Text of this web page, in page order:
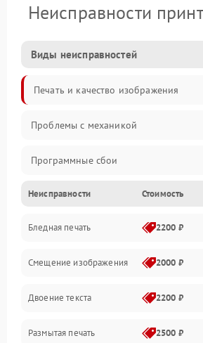
Неисправности
Виды неисправностей
Печать и качество изображения
Проблемы с механикой
Программные сбои
Программные ошибки
Картриджи и расходники
Механика и узлы
Подключение и интерфейсы
Панель управления и индикация
Неисправности Стоимость
Бледная печать 2200 ₽
Смещение изображения 2000 ₽
Двоение текста 2200 ₽
Размытая печать 2500 ₽